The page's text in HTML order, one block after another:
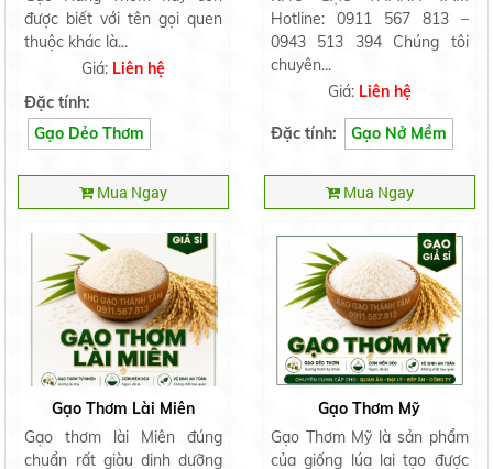
được biết với tên gọi quen
thuộc khác là...
Giá: Liên hệ
Đặc tính:
Gạo Dẻo Thơm
Mua Ngay
Hotline: 0911 567 813 –
0943 513 394 Chúng tôi
chuyên...
Giá: Liên hệ
Đặc tính: Gạo Nở Mềm
Mua Ngay
Gạo Thơm Lài Miên
Gạo thơm lài Miên đúng
chuẩn rất giàu dinh dưỡng
Gạo Thơm Mỹ
Gạo Thơm Mỹ là sản phẩm
của giống lúa lai tạo được